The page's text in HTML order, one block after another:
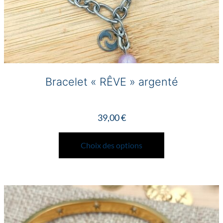
Bracelet « RÊVE » argenté
39,00€
Choix des options
Ce
a
variations.
Les
options